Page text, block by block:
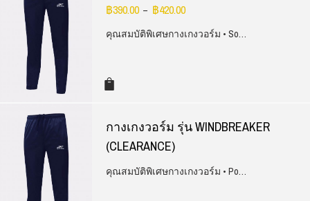
฿390.00 – ฿420.00
คุณสมบัติพิเศษกางเกงวอร์ม • So…
กางเกงวอร์ม รุ่น WINDBREAKER
(CLEARANCE)
คุณสมบัติพิเศษกางเกงวอร์ม • Po…